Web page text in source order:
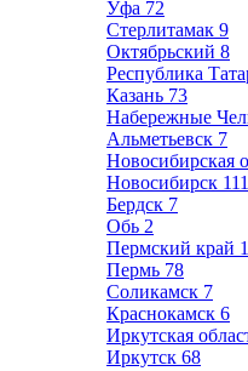
Уфа 72
Стерлитамак 9
Октябрьский 8
Республика
Казань 73
Набережные
Альметьевск 7
Новосибирская
Новосибирск 111
Бердск 7
Обь 2
Пермский край
Пермь 78
Соликамск 7
Краснокамск 6
Иркутская
Иркутск 68